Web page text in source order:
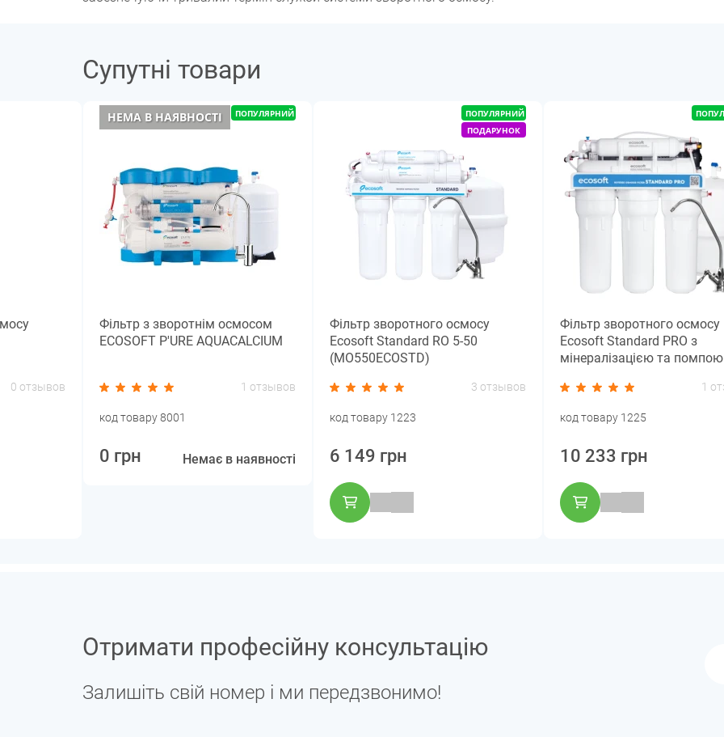
Супутні товари
0 отзывов
НЕМА В НАЯВНОСТІ ПОПУЛЯРНИЙ
Фільтр з зворотнім осмосом
ECOSOFT P'URE AQUACALCIUM
1 отзывов
код товару 8001
0 грн Немає в наявності
ПОПУЛЯРНИЙ
ПОДАРУНОК
Фільтр зворотного осмосу
Ecosoft Standard RO 5-50
(MO550ECOSTD)
3 отзывов
код товару 1223
6 149 грн
Фільтр зворотного осмосу
Ecosoft Standard PRO з
мінералізацією та помпою
1
код товару 1225
10 233 грн
Отримати професійну консультацію
Залишіть свій номер і ми передзвонимо!